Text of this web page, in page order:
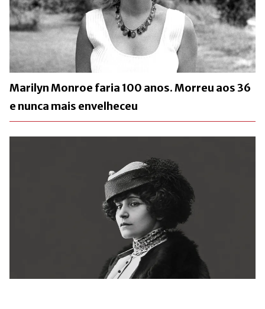
Marilyn Monroe faria 100 anos. Morreu aos 36
e nunca mais envelheceu